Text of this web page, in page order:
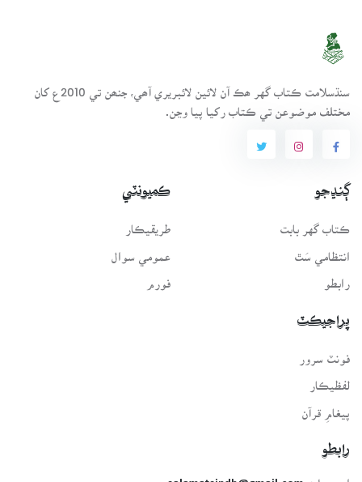
سنڌسلامت ڪتاب گهر ھڪ آن لائين لائبريري آھي، جنھن تي 2010ع کان
مختلف موضوعن تي ڪتاب رکيا پيا وڃن.
ڳنڍجو
ڪتاب گهر بابت
انتظامي سَٿ
رابطو
ڪميونٽي
طريقيڪار
عمومي سوال
فورم
پراجيڪٽ
لفظيڪار
پيغامِ قرآن
رابطو
اي-ميل: